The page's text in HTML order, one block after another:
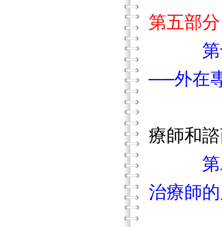
第五部
──外在
療師和
治療師